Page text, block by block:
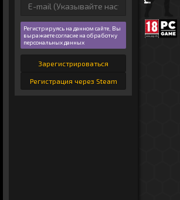
Регистрируясь на данном сайте, Вы
выражаете согласие на обработку
персональных данных
Зарегистрироваться
Регистрация через Steam